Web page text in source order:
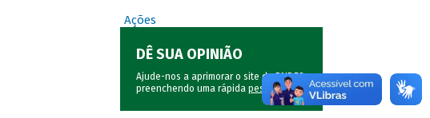
Ações
DÊ SUA OPINIÃO
Ajude-nos a aprimorar o site do BNDES
preenchendo uma rápida pesquisa.